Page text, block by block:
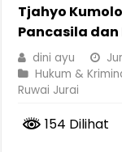
Tjahyo
Pancasila
dini ayu
Hukum &
Ruwai Jurai
154 Dilihat